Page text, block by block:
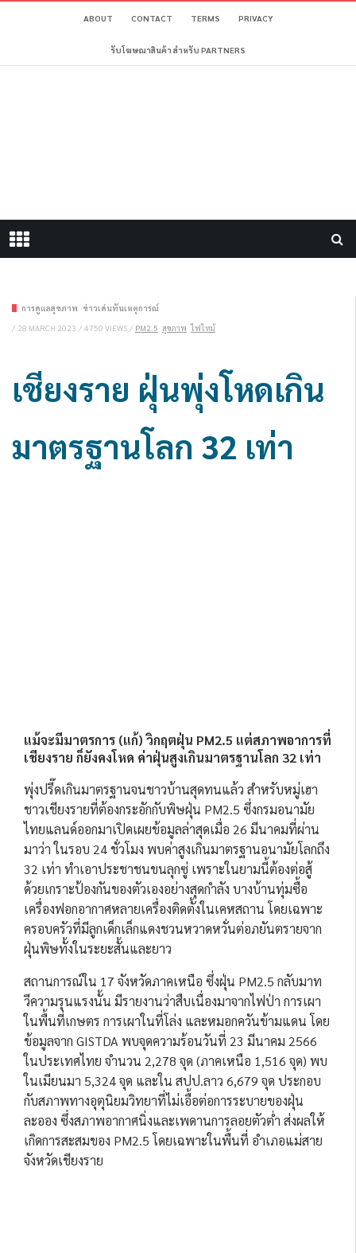
ABOUT CONTACT TERMS PRIVACY
รับโฆษณาสินค้า สำหรับ PARTNERS
การดูแลสุขภาพ
ข่าวเด่นทันเหตุการณ์
/ 28 MARCH 2023 / 4750 VIEWS / PM2.5 สุขภาพ ไฟไหม้
เชียงราย ฝุ่นพุ่งโหดเกิน
มาตรฐานโลก 32 เท่า
แม้จะมีมาตรการ (แก้) วิกฤตฝุ่น PM2.5 แต่สภาพอาการที่
เชียงราย ก็ยังคงโหด ค่าฝุ่นสูงเกินมาตรฐานโลก 32 เท่า
พุ่งปรี๊ดเกินมาตรฐานจนชาวบ้านสุดทนแล้ว สำหรับหมู่เฮา
ชาวเชียงรายที่ต้องกระอักกับพิษฝุ่น PM2.5 ซึ่งกรมอนามัย
ไทยแลนด์ออกมาเปิดเผยข้อมูลล่าสุดเมื่อ 26 มีนาคมที่ผ่าน
มาว่า ในรอบ 24 ชั่วโมง พบค่าสูงเกินมาตรฐานอนามัยโลกถึง
32 เท่า ทำเอาประชาชนขนลุกซู่ เพราะในยามนี้ต้องต่อสู้
ด้วยเกราะป้องกันของตัวเองอย่างสุดกำลัง บางบ้านทุ่มซื้อ
เครื่องฟอกอากาศหลายเครื่องติดตั้งในเคหสถาน โดยเฉพาะ
ครอบครัวที่มีลูกเด็กเล็กแดงชวนหวาดหวั่นต่อภยันตรายจาก
ฝุ่นพิษทั้งในระยะสั้นและยาว
สถานการณ์ใน 17 จังหวัดภาคเหนือ ซึ่งฝุ่น PM2.5 กลับมาท
วีความรุนแรงนั้น มีรายงานว่าสืบเนื่องมาจากไฟป่า การเผา
ในพื้นที่เกษตร การเผาในที่โล่ง และหมอกควันข้ามแดน โดย
ข้อมูลจาก GISTDA พบจุดความร้อนวันที่ 23 มีนาคม 2566
ในประเทศไทย จำนวน 2,278 จุด (ภาคเหนือ 1,516 จุด) พบ
ในเมียนมา 5,324 จุด และใน สปป.ลาว 6,679 จุด ประกอบ
กับสภาพทางอุตุนิยมวิทยาที่ไม่เอื้อต่อการระบายของฝุ่น
ละออง ซึ่งสภาพอากาศนิ่งและเพดานการลอยตัวต่ำ ส่งผลให้
เกิดการสะสมของ PM2.5 โดยเฉพาะในพื้นที่ อำเภอแม่สาย
จังหวัดเชียงราย